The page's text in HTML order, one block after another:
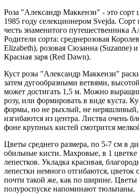
Роза "Александр Маккензи" - это
1985 году селекционером Svejda. Сорт
честь знаменитого путешественника
Родители сорта: среднерозовая
Elizabeth), розовая Сюзанна (Suzanne)
Красная заря (Red Dawn).
Куст розы "Александр Маккензи"
затем дугообразными ветвями,
может достигать 1,5 м. Можно
розу, или формировать в виде куста.
формы, но не рыхлый, не неряшливый,
изгибаются из центра. Листва очень
фоне крупных кистей смотрится
Цветы среднего размера, по 5-7 см в
обильные кисти. Махровые, в 1
лепестков. Укладка красивая,
лепестки немного отгибаются, цветок
почти такой же, как по ширине. Цветы
полуроспуске напоминают тюльпаны.